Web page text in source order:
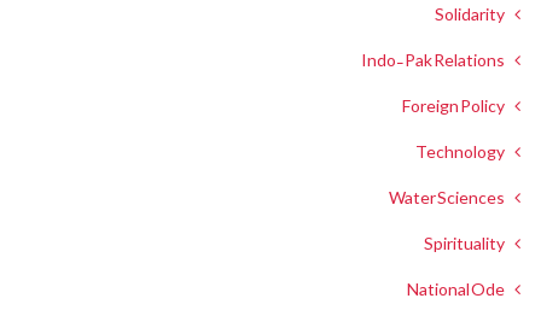
Solidarity
Indo-Pak Relations
Foreign Policy
Technology
Water Sciences
Spirituality
National Ode